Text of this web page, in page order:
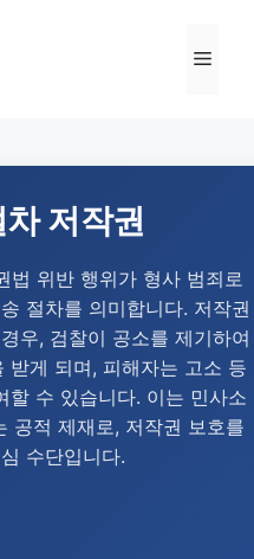
저작권
법 위반 행위가 형사 범죄로
절차를 의미합니다. 저작권
우, 검찰이 공소를 제기하여
받게 되며, 피해자는 고소 등
할 수 있습니다. 이는 민사소
공적 제재로, 저작권 보호를
수단입니다.